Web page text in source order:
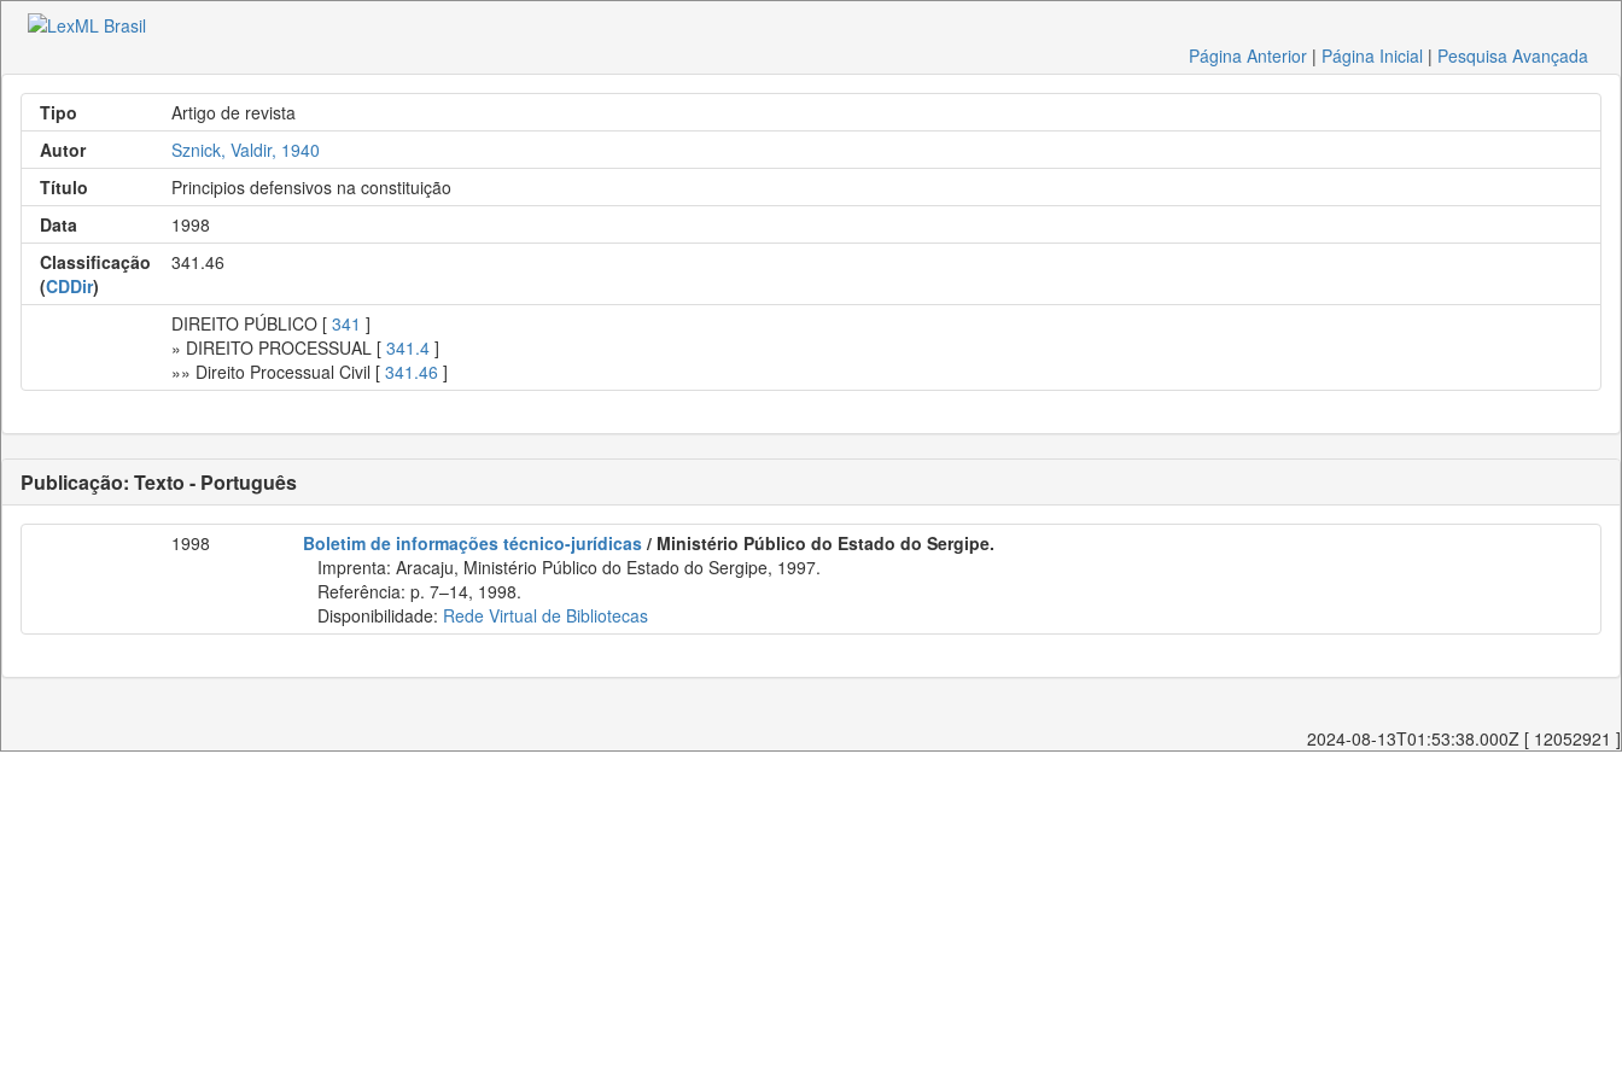
Página Anterior | Página Inicial | Pesquisa Avançada
Tipo
Artigo de revista
Autor
Sznick, Valdir, 1940
Título
Principios defensivos na constituição
Data
1998
Classificação
(CDDir)
341.46
DIREITO PÚBLICO [ 341 ]
» DIREITO PROCESSUAL [ 341.4 ]
»» Direito Processual Civil [ 341.46 ]
Publicação: Texto - Português
1998 Boletim de informações técnico-jurídicas / Ministério Público do Estado do Sergipe.
Imprenta: Aracaju, Ministério Público do Estado do Sergipe, 1997.
Referência: p. 7–14, 1998.
Disponibilidade: Rede Virtual de Bibliotecas
2024-08-13T01:53:38.000Z [ 12052921 ]